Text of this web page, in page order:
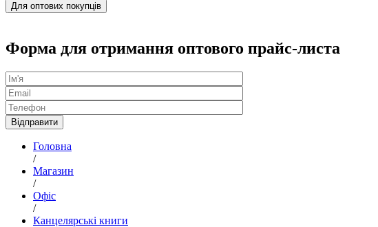
Для оптових покупців
Форма для отримання оптового прайс-листа
Головна
/
Магазин
/
Офіс
/
Канцелярські книги